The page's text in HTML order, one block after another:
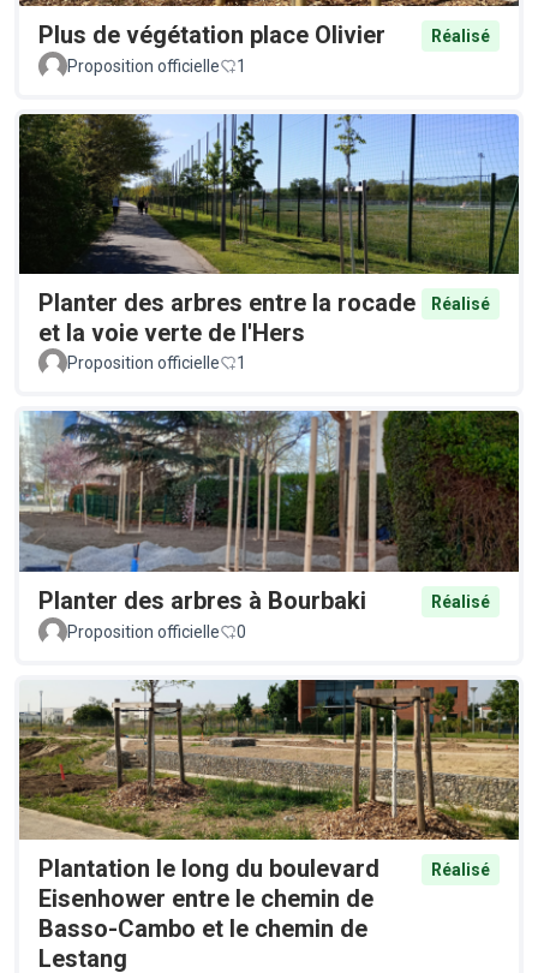
Plus de végétation place Olivier
Réalisé
Proposition officielle
1
Planter des arbres entre la rocade
et la voie verte de l'Hers
Réalisé
Proposition officielle 1
Planter des arbres à Bourbaki
Réalisé
Proposition officielle
0
Plantation le long du boulevard
Eisenhower entre le chemin de
Basso-Cambo et le chemin de
Lestang
Réalisé